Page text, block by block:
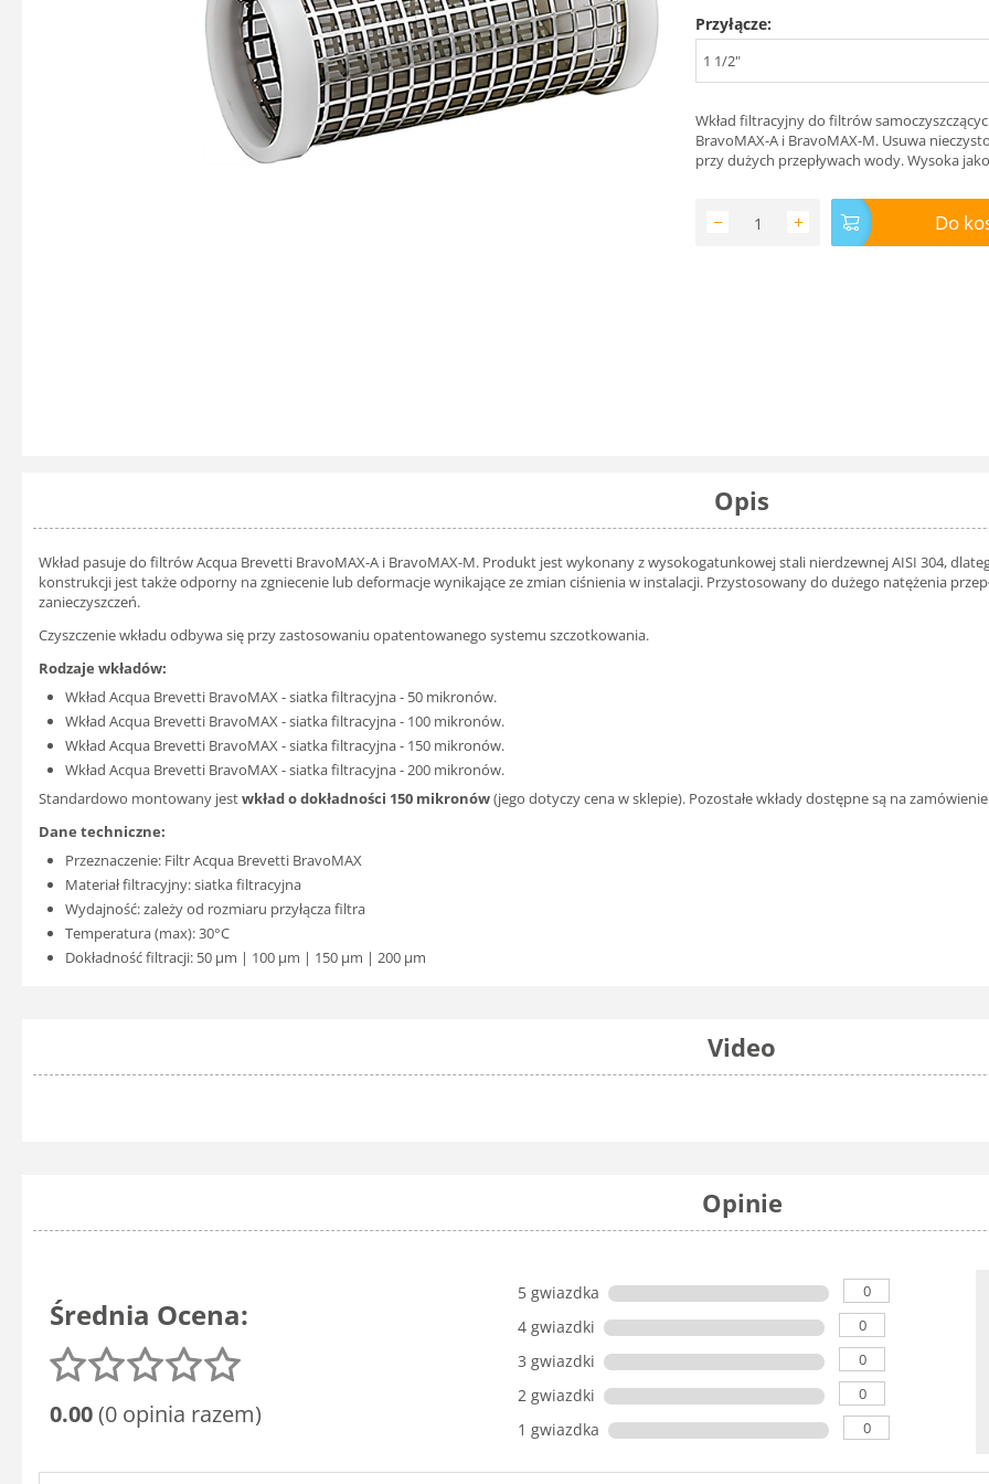
Przyłącze:
1 1/2"
Wkład filtracyjny do filtrów
BravoMAX-A i BravoMAX-M. Usuwa
przy dużych przepływach wody. Wysoka
+
− Do
Opis
Wkład pasuje do filtrów Acqua Brevetti BravoMAX-A i BravoMAX-M. Produkt jest wykonany z wysokogatunkowej stali nierdzewnej AISI 304,
konstrukcji jest także odporny na zgniecenie lub deformacje wynikające ze zmian ciśnienia w instalacji. Przystosowany do dużego natężenia
zanieczyszczeń.
Czyszczenie wkładu odbywa się przy zastosowaniu opatentowanego systemu szczotkowania.
Rodzaje wkładów:
Wkład Acqua Brevetti BravoMAX - siatka filtracyjna - 50 mikronów.
Wkład Acqua Brevetti BravoMAX - siatka filtracyjna - 100 mikronów.
Wkład Acqua Brevetti BravoMAX - siatka filtracyjna - 150 mikronów.
Wkład Acqua Brevetti BravoMAX - siatka filtracyjna - 200 mikronów.
Standardowo montowany jestwkład o dokładności 150 mikronów(jego dotyczy cena w sklepie). Pozostałe wkłady dostępne są na
Dane techniczne:
Przeznaczenie: Filtr Acqua Brevetti BravoMAX
Materiał filtracyjny: siatka filtracyjna
Wydajność: zależy od rozmiaru przyłącza filtra
Temperatura (max): 30°C
Dokładność filtracji: 50 μm | 100 μm | 150 μm | 200 μm
Video
Opinie
Średnia Ocena:
0.00(0 opinia razem)
5 gwiazdka 0
4 gwiazdki 0
3 gwiazdki 0
2 gwiazdki 0
1 gwiazdka 0